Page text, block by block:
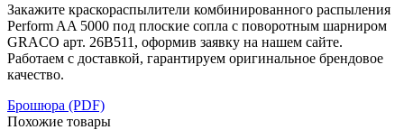
Закажите краскораспылители комбинированного распыления
Perform AA 5000 под плоские сопла с поворотным шарниром
GRACO арт. 26B511, оформив заявку на нашем сайте.
Работаем с доставкой, гарантируем оригинальное брендовое
качество.
Брошюра (PDF)
Похожие товары